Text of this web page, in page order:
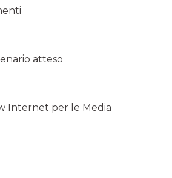
atteso
Internet per le Media